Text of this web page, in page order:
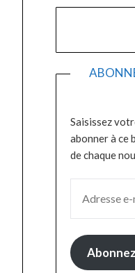
Saisissez
abonner à ce
de chaque